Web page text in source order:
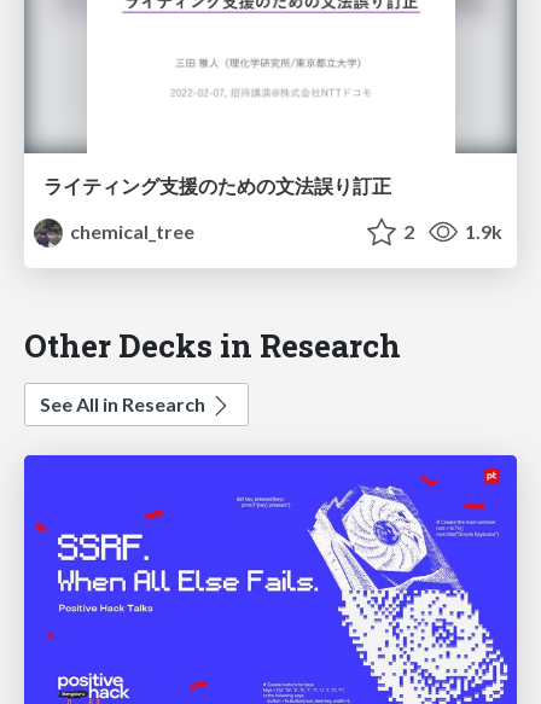
ライティング支援のための文法誤り訂正
chemical_tree
2 1.9k
Other Decks in Research
See All in Research